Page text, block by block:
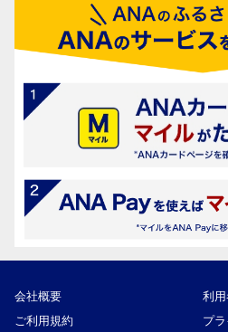
会社概要
利
ご利用規約
プ